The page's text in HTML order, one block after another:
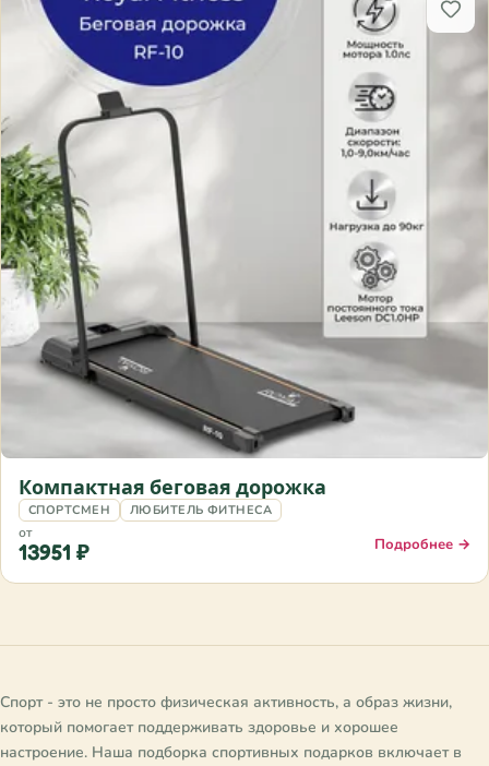
Компактная беговая дорожка
СПОРТСМЕН ЛЮБИТЕЛЬ ФИТНЕСА
от
13951 ₽ Подробнее →
Спорт - это не просто физическая активность, а образ жизни,
который помогает поддерживать здоровье и хорошее
настроение. Наша подборка спортивных подарков включает в